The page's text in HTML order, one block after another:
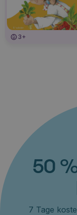
3+
50
7 Tage